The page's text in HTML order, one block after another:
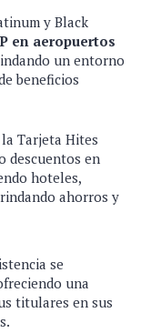
y Black
en aeropuertos
un entorno
beneficios
Tarjeta Hites
descuentos en
hoteles,
ahorros y
se
una
titulares en sus